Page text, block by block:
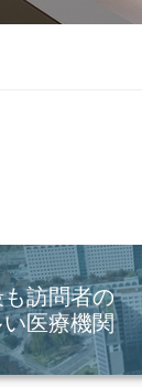
訪問者の
い医療機関